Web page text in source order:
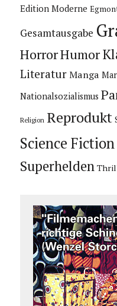
Edition Moderne
Gesamtausgabe
HorrorHumor
Literatur Manga
Nationalsozialismus
Religion Reprodukt
Science Fiction
Superhelden